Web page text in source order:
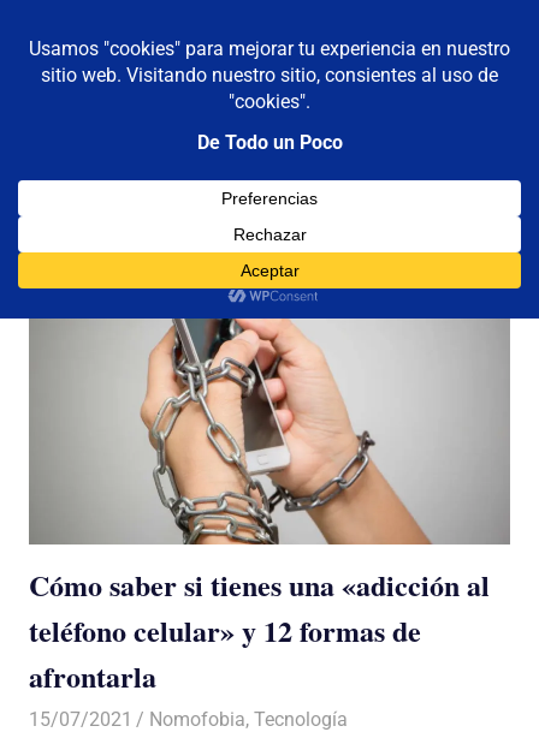
contenido
De todo un poco
Reflexiones,
Viajes
MENÚ
Cómo saber si tienes una «adicción al
teléfono celular» y 12 formas de
afrontarla
15/07/2021 De todo un Poco
Nomofobia,Tecnología